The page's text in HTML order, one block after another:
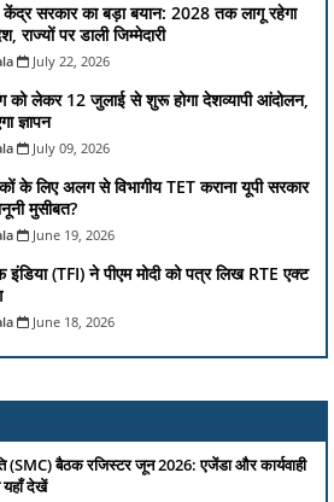
केंद्र सरकार का बड़ा बयान: 2028 तक लागू रहेगा
राज्यों पर डाली जिम्मेदारी
July 22, 2026
को लेकर 12 जुलाई से शुरू होगा देशव्यापी आंदोलन,
ज्ञापन
July 09, 2026
के लिए अलग से विभागीय TET कराना यूपी सरकार
मुसीबत?
June 19, 2026
(TFI) ने पीएम मोदी को पत्र लिख RTE एक्ट
June 18, 2026
(SMC) बैठक रजिस्टर जून 2026: एजेंडा और कार्यवाही
यहाँ देखें